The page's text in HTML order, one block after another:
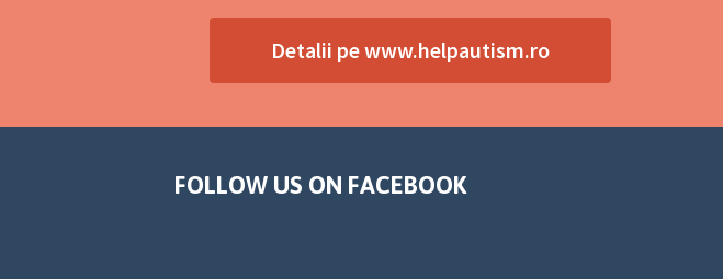
Detalii pe www.helpautism.ro
FOLLOW US ON FACEBOOK